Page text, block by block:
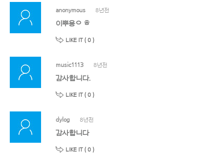
anonymous 8년전
이뿌용ㅇ ㅎ
LIKE IT ( 0 )
music1113 8년전
감사합니다.
LIKE IT ( 0 )
dylog 8년전
감사합니다
LIKE IT ( 0 )